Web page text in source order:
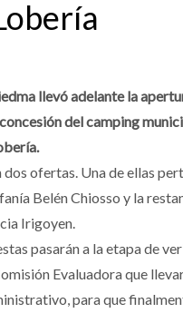
llevó adelante la
del camping
dos ofertas. Una de ellas
Belén Chiosso y la
Irigoyen.
pasarán a la etapa de
Evaluadora que
para que